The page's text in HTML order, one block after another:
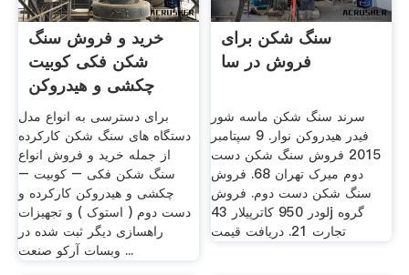
خرید و فروش سنگ
شکن فکی کوبیت
چکشی و هیدروکن
برای دسترسی به انواع مدل
دستگاه های سنگ شکن کارکرده
از جمله خرید و فروش انواع
سنگ شکن فکی – کوبیت –
چکشی و هیدروکن کارکرده و
دست دوم ( استوک ) و تجهیزات
راهسازی دیگر ثبت شده در
وبسات آرکو صنعت ...
سنگ شکن برای
فروش در سا
سرند سنگ شکن ماسه شور
فیدر هیدروکن نوار. 9 سپتامبر
2015 فروش سنگ شکن دست
دوم میرک تهران 68. فروش
سنگ شکن دست دوم. فروش
لودر 950 کاترپیلار 43j گروه
تجارت 21. دریافت قیمت